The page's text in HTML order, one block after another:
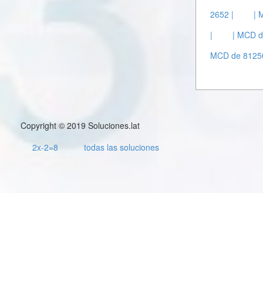
2652 |
|
|
| MCD
MCD de
Copyright © 2019 Soluciones.lat
2x-2=8
todas las soluciones